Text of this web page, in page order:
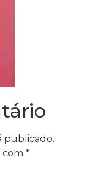
publicado.
com *